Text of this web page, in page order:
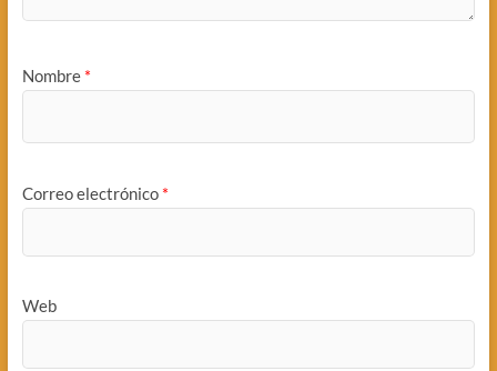
Nombre *
Correo electrónico *
Web